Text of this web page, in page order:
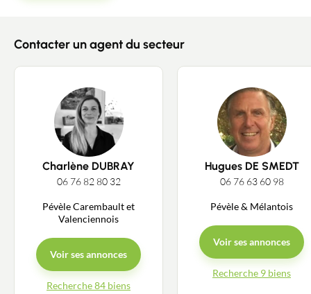
Contacter un agent du secteur
Charlène DUBRAY
06 76 82 80 32
Pévèle Carembault et
Valenciennois
Voir ses annonces
Recherche 84 biens
Hugues DE SMEDT
06 76 63 60 98
Pévèle & Mélantois
Voir ses annonces
Recherche 9 biens